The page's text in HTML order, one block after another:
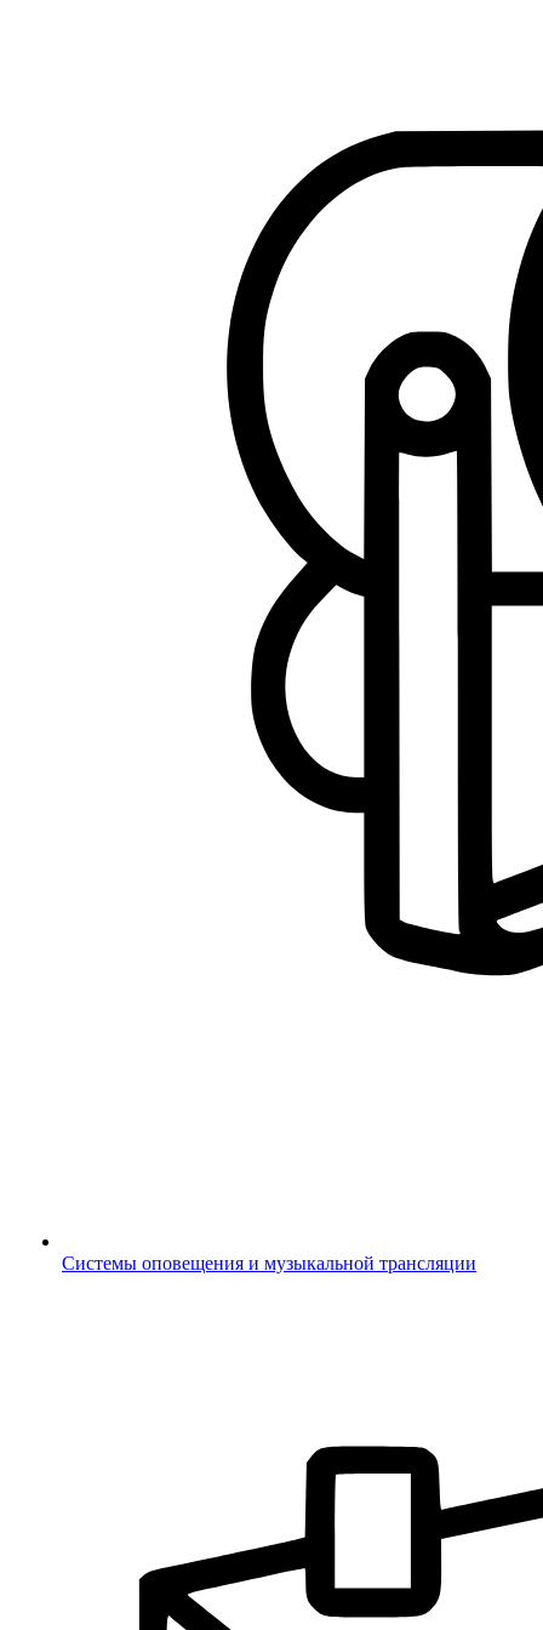
Системы оповещения и музыкальной трансляции